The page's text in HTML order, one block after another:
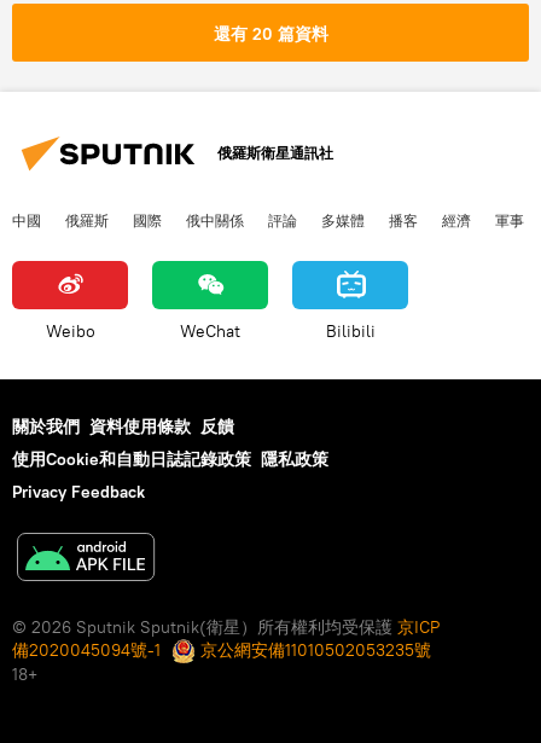
還有 20 篇資料
俄羅斯衛星通訊社
中國 俄羅斯 國際 俄中關係 評論 多媒體 播客 經濟 軍事
Weibo WeChat Bilibili
關於我們 資料使用條款 反饋
使用Cookie和自動日誌記錄政策 隱私政策
Privacy Feedback
© 2026 Sputnik Sputnik(衛星）所有權利均受保護 京ICP
備2020045094號-1
京公網安備11010502053235號
18+